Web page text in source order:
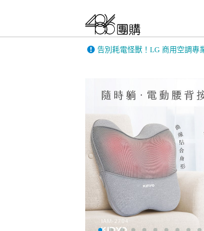
告別耗電怪獸！LG 商用空調專